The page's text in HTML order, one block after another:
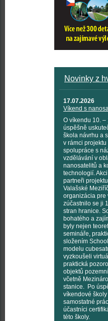
Novinky z
17.07.2026
Víkend s
O víkendu 10. –
úspěšně
škola návrhu a
v rámci
spolupráce s
vzdělávání v
nanosatelitů a
technologií.
partneři
Valašské
organizácia pre
zúčastnilo se ji
stran hranice.
bohatého a
byly nejen
semináře,
složením
modelu
vyzkoušeli
praktická
objektů
včetně
stanice. Po
víkendové
samostatné
účastníci
této školy.